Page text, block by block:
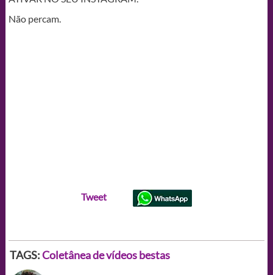
Não percam.
Tweet
TAGS:Coletânea de vídeos bestas